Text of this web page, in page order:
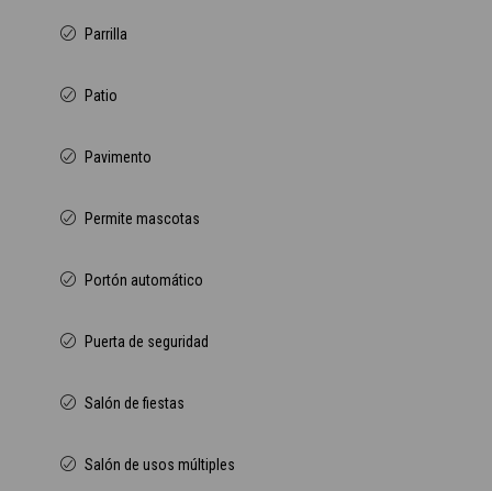
Parrilla
Patio
Pavimento
Permite mascotas
Portón automático
Puerta de seguridad
Salón de fiestas
Salón de usos múltiples